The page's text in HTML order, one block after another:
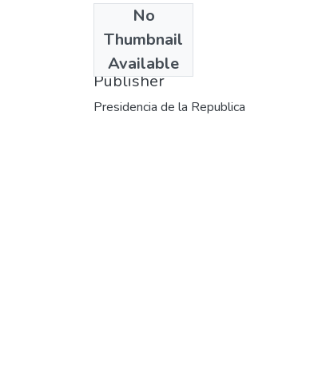
No
Thumbnail
Available
1988
Publisher
Presidencia de la Republica